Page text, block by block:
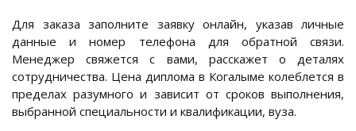
Для заказа заполните заявку онлайн, указав личные
данные и номер телефона для обратной связи.
Менеджер свяжется с вами, расскажет о деталях
сотрудничества. Цена диплома в Когалыме колеблется в
пределах разумного и зависит от сроков выполнения,
выбранной специальности и квалификации, вуза.